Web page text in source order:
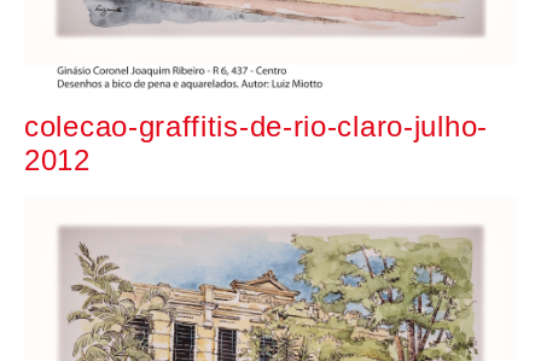
colecao-graffitis-de-rio-claro-julho-
2012